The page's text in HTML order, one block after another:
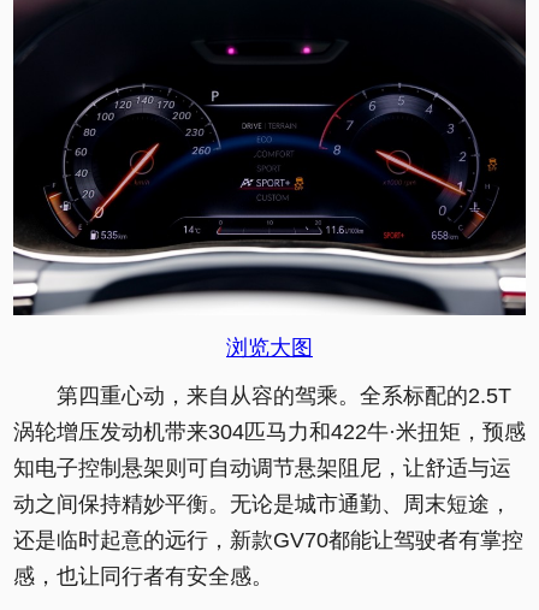
浏览大图
第四重心动，来自从容的驾乘。全系标配的2.5T
涡轮增压发动机带来304匹马力和422牛·米扭矩，预感
知电子控制悬架则可自动调节悬架阻尼，让舒适与运
动之间保持精妙平衡。无论是城市通勤、周末短途，
还是临时起意的远行，新款GV70都能让驾驶者有掌控
感，也让同行者有安全感。